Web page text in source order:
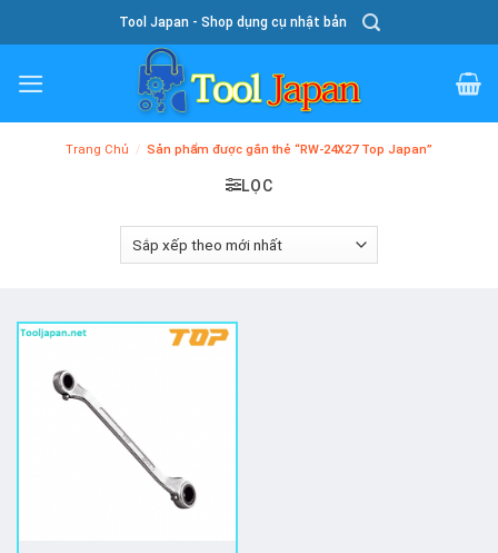
To
Content
Tool Japan - Shop dụng cụ nhật bản
Trang Chủ / Sản phẩm được gắn thẻ “RW-24X27 Top Japan”
LỌC